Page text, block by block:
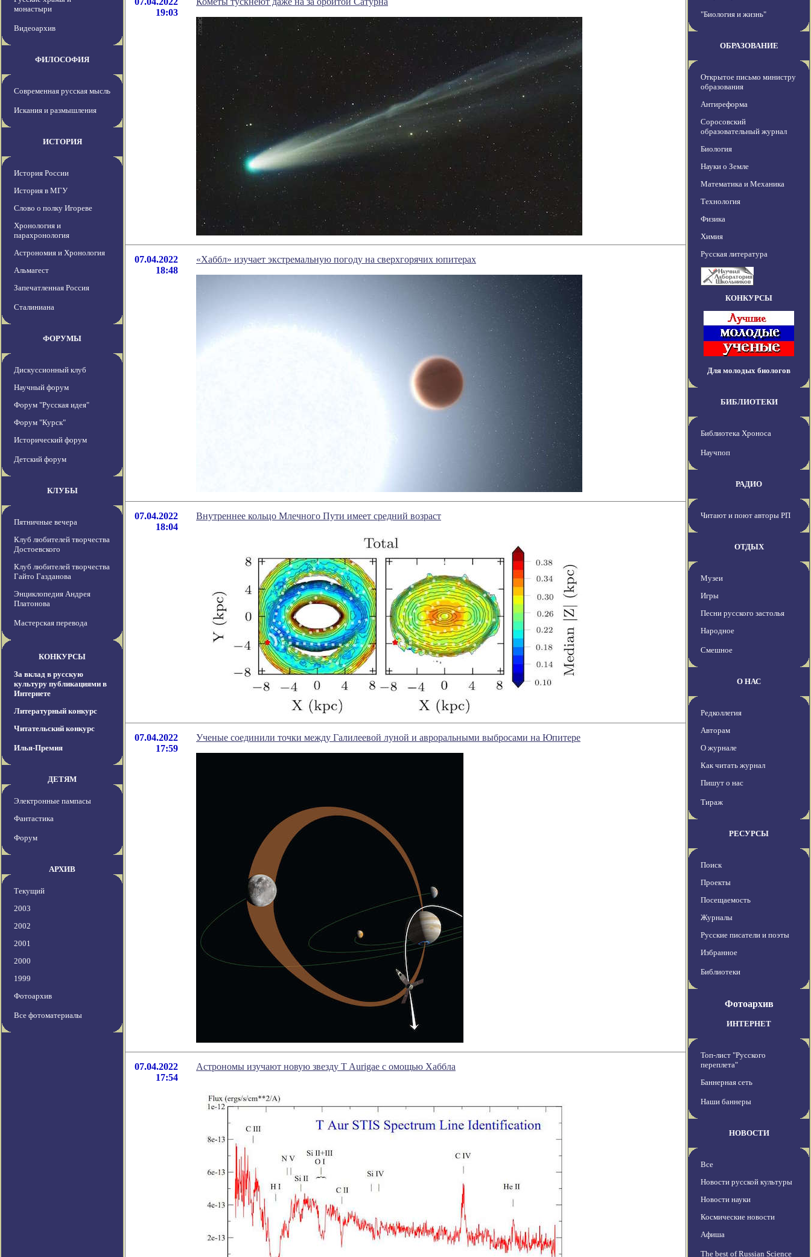
монастыри
Видеоархив
ФИЛОСОФИЯ
Современная русская мысль
Искания и размышления
ИСТОРИЯ
История России
История в МГУ
Слово о полку Игореве
Хронология и
парахронология
Астрономия и Хронология
Альмагест
Запечатленная Россия
Сталиниана
ФОРУМЫ
Дискуссионный клуб
Научный форум
Форум "Русская идея"
Форум "Курск"
Исторический форум
Детский форум
КЛУБЫ
Пятничные вечера
Клуб любителей творчества
Достоевского
Клуб любителей творчества
Гайто Газданова
Энциклопедия Андрея
Платонова
Мастерская перевода
КОНКУРСЫ
За вклад в русскую
культуру публикациями в
Интернете
Литературный конкурс
Читательский конкурс
Илья-Премия
ДЕТЯМ
Электронные пампасы
Фантастика
Форум
АРХИВ
Текущий
2003
2002
2001
2000
1999
Фотоархив
Все фотоматериалы
19:03
07.04.2022
18:48
«Хаббл» изучает экстремальную погоду на сверхгорячих юпитерах
07.04.2022
18:04
Внутреннее кольцо Млечного Пути имеет средний возраст
07.04.2022
17:59
Ученые соединили точки между Галилеевой луной и авроральными выбросами на Юпитере
07.04.2022
17:54
Астрономы изучают новую звезду T Aurigae с омощью Хаббла
"Биология и жизнь"
ОБРАЗОВАНИЕ
Открытое письмо министру
образования
Антиреформа
Соросовский
образовательный журнал
Биология
Науки о Земле
Математика и Механика
Технология
Физика
Химия
Русская литература
КОНКУРСЫ
Для молодых биологов
БИБЛИОТЕКИ
Библиотека Хроноса
Научпоп
РАДИО
Читают и поют авторы РП
ОТДЫХ
Музеи
Игры
Песни русского застолья
Народное
Смешное
О НАС
Редколлегия
Авторам
О журнале
Как читать журнал
Пишут о нас
Тираж
РЕСУРСЫ
Поиск
Проекты
Посещаемость
Журналы
Русские писатели и поэты
Избранное
Библиотеки
Фотоархив
ИНТЕРНЕТ
Топ-лист "Русского
переплета"
Баннерная сеть
Наши баннеры
НОВОСТИ
Все
Новости русской культуры
Новости науки
Космические новости
Афиша
The best of Russian Science